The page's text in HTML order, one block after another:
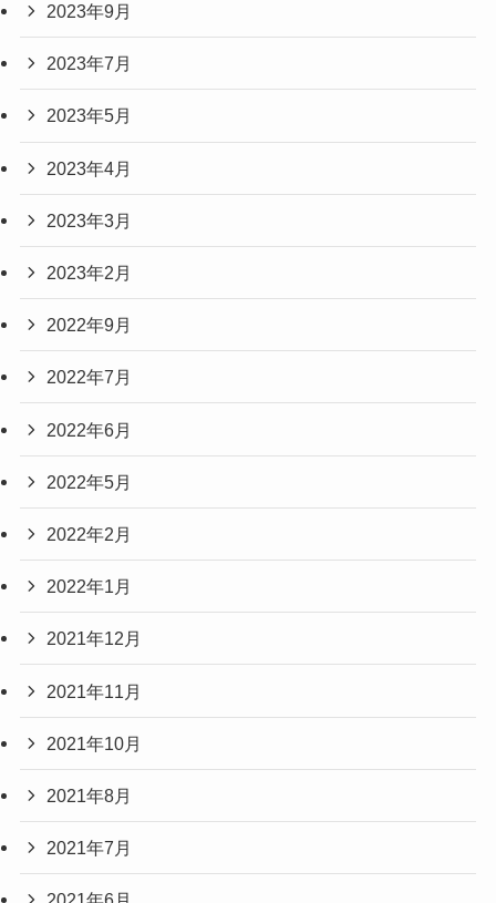
2023年9月
2023年7月
2023年5月
2023年4月
2023年3月
2023年2月
2022年9月
2022年7月
2022年6月
2022年5月
2022年2月
2022年1月
2021年12月
2021年11月
2021年10月
2021年8月
2021年7月